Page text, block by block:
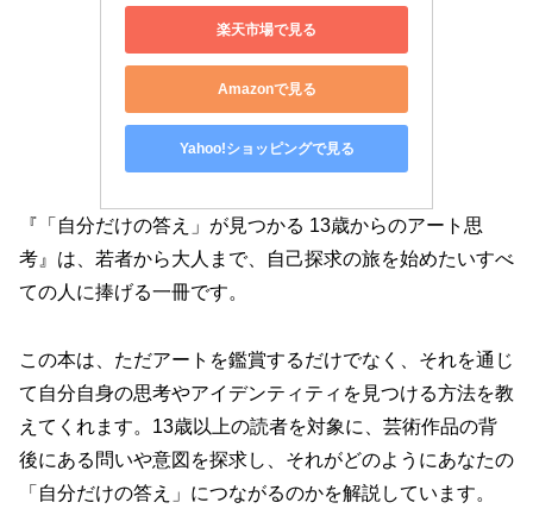
楽天市場で見る
Amazonで見る
Yahoo!ショッピングで見る
『「自分だけの答え」が見つかる 13歳からのアート思
考』は、若者から大人まで、自己探求の旅を始めたいすべ
ての人に捧げる一冊です。
この本は、ただアートを鑑賞するだけでなく、それを通じ
て自分自身の思考やアイデンティティを見つける方法を教
えてくれます。13歳以上の読者を対象に、芸術作品の背
後にある問いや意図を探求し、それがどのようにあなたの
「自分だけの答え」につながるのかを解説しています。